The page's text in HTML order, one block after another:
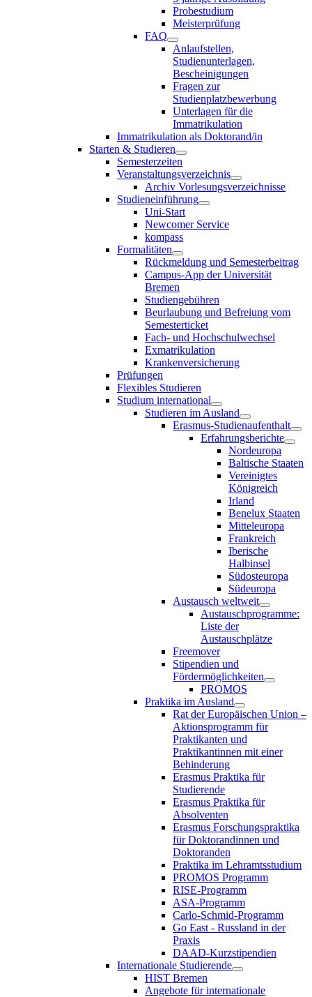
Probestudium
Meisterprüfung
FAQ
Anlaufstellen,
Studienunterlagen,
Bescheinigungen
Fragen zur
Studienplatzbewerbung
Unterlagen für die
Immatrikulation
Immatrikulation als Doktorand/in
Starten & Studieren
Semesterzeiten
Veranstaltungsverzeichnis
Archiv Vorlesungsverzeichnisse
Studieneinführung
Uni-Start
Newcomer Service
kompass
Formalitäten
Rückmeldung und Semesterbeitrag
Campus-App der Universität
Bremen
Studiengebühren
Beurlaubung und Befreiung vom
Semesterticket
Fach- und Hochschulwechsel
Exmatrikulation
Krankenversicherung
Prüfungen
Flexibles Studieren
Studium international
Studieren im Ausland
Erasmus-Studienaufenthalt
Erfahrungsberichte
Nordeuropa
Baltische Staaten
Vereinigtes
Königreich
Irland
Benelux Staaten
Mitteleuropa
Frankreich
Iberische
Halbinsel
Südosteuropa
Südeuropa
Austausch weltweit
Austauschprogramme:
Liste der
Austauschplätze
Freemover
Stipendien und
Fördermöglichkeiten
PROMOS
Praktika im Ausland
Rat der Europäischen Union –
Aktionsprogramm für
Praktikanten und
Praktikantinnen mit einer
Behinderung
Erasmus Praktika für
Studierende
Erasmus Praktika für
Absolventen
Erasmus Forschungspraktika
für Doktorandinnen und
Doktoranden
Praktika im Lehramtsstudium
PROMOS Programm
RISE-Programm
ASA-Programm
Carlo-Schmid-Programm
Go East - Russland in der
Praxis
DAAD-Kurzstipendien
Internationale Studierende
HIST Bremen
Angebote für internationale